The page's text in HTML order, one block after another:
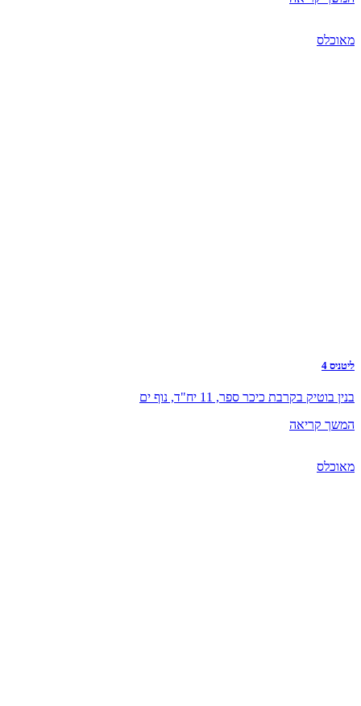
מאוכלס
ליטניס 4
בנין בוטיק בקרבת כיכר ספר, 11 יח"ד, נוף ים
המשך קריאה
מאוכלס